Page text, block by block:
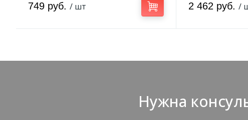
749 руб. / шт 2 462 руб. /
Нужна